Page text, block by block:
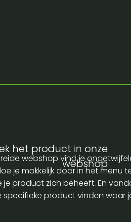
het product in onze
webshop
webshop vind je
je makkelijk door in het menu
product zich beheeft. En
specifieke product vinden waar